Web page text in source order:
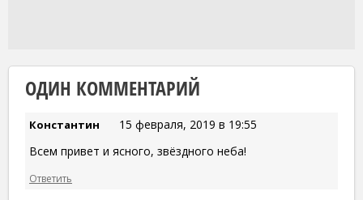
ОДИН КОММЕНТАРИЙ
Константин
15 февраля, 2019 в 19:55
Всем привет и ясного, звёздного неба!
Ответить